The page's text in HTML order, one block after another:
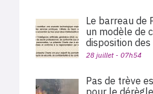
Le barreau de
un modèle de
disposition
28 juillet - 07h54
Pas de trève
pour le